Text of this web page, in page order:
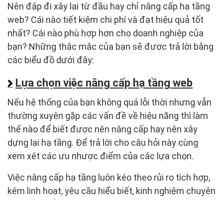
Nên đập đi xây lại từ đầu hay chỉ nâng cấp hạ tầng
web? Cái nào tiết kiệm chi phí và đạt hiệu quả tốt
nhất? Cái nào phù hợp hơn cho doanh nghiệp của
bạn? Những thắc mắc của bạn sẽ được trả lời bằng
các biểu đồ dưới đây:
Lựa chọn việc nâng cấp hạ tầng web
Nếu hệ thống của bạn không quá lỗi thời nhưng vẫn
thường xuyên gặp các vấn đề về hiệu năng thì làm
thế nào để biết được nên nâng cấp hay nên xây
dựng lại hạ tầng. Để trả lời cho câu hỏi này cùng
xem xét các ưu nhược điểm của các lựa chọn.
Việc nâng cấp hạ tầng luôn kéo theo rủi ro tích hợp,
kém linh hoạt, yêu cầu hiểu biết, kinh nghiệm chuyên